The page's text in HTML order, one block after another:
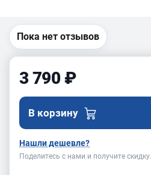
Пока нет отзывов
3 790 ₽
В корзину
Нашли дешевле?
Поделитесь с нами и получите скидку.